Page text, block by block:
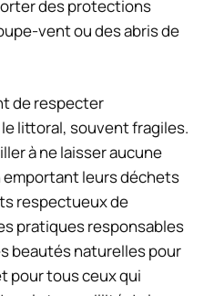
des protections
vent ou des abris de
de respecter
littoral, souvent fragiles.
à ne laisser aucune
emportant leurs déchets
respectueux de
pratiques responsables
beautés naturelles pour
pour tous ceux qui